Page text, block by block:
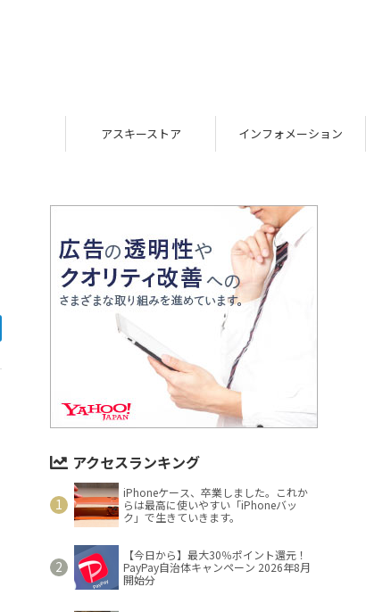
アスキーストア インフォメーション
アクセスランキング
iPhoneケース、卒業しました。これか
らは最高に使いやすい「iPhoneバッ
ク」で生きていきます。
【今日から】最大30％ポイント還元！
PayPay自治体キャンペーン 2026年8月
開始分